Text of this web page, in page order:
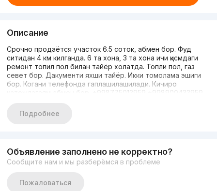
Описание
Срочно продаётся участок 6.5 соток, абмен бор. Фуд
ситидан 4 км килганда. 6 та хона, 3 та хона ичи қисмдаги
ремонт топил пол билан тайёр холатда. Топли пол, газ
севет бор. Дакументи яхши тайёр. Икки томолама эшиги
бор. Когани телефонда гаплашилашилади. Кичиро
катежлагаям абмен бор. +998775013959 +998900433959
Подробнее
Объявление заполнено не корректно?
Сообщите нам и мы разберёмся в проблеме
Пожаловаться